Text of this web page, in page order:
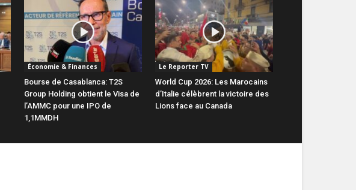
Économie & Finances
Bourse de Casablanca: T2S
Group Holding obtient le Visa de
l’AMMC pour une IPO de
1,1MMDH
Le Reporter TV
World Cup 2026: Les Marocains
d’Italie célèbrent la victoire des
Lions face au Canada